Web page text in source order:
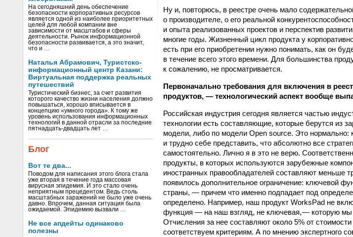
На сегодняшний день обеспечение
безопасности корпоративных ресурсов
является одной из наиболее приоритетных
целей для любой компании вне
зависимости от масштабов и сферы
деятельности. Рынок информационной
безопасности развивается, а это значит,
что и …
Наталья Абрамович, Туристско-
информационный центр Казани:
Виртуальная поддержка реальных
путешествий
Туристический бизнес, за счет развития
которого качество жизни населения должно
повышаться, хорошо вписывается в
концепцию «умного города». К тому же
уровень использования информационных
технологий в данной отрасли за последние
пятнадцать-двадцать лет …
Блог
Вот те два...
Поводом для написания этого блога стала
уже вторая в течение года массовая
вирусная эпидемия. И это стало очень
неприятным прецедентом. Ведь столь
масштабных заражений не было уже очень
давно. Впрочем, данная ситуация была
ожидаемой. Эпидемию вызвали …
Не все апдейты одинаково
полезны
Ну и, повторюсь, в реестре очень мало
о производителе, о его реальной
и опыта реализованных проектов и перспектив
многие годы. Жизненный цикл продукта у
есть при его приобретении нужно понимать, как он
в течение всего этого времени. Для большинства
к сожалению, не просматривается.
Первоначально требования для включения в
продуктов, — технологический аспект вообще
Российская индустрия сегодня является частью
технологии есть составляющие, которые берутся из
модели, либо по модели Open source. Это нормально:
и трудно себе представить, что абсолютно все
самостоятельно. Лично я в это не верю.
продукты, в которых используются зарубежные
иностранных правообладателей составляют меньше
появилось дополнительное ограничение: ключевой
страны, — причем что именно подпадает под
определено. Например, наш продукт WorksPad не
функция — на наш взгляд, не ключевая, — которую мы
Отчисления за нее составляют около 5% от
соответствуем критериям. А по мнению экспертного